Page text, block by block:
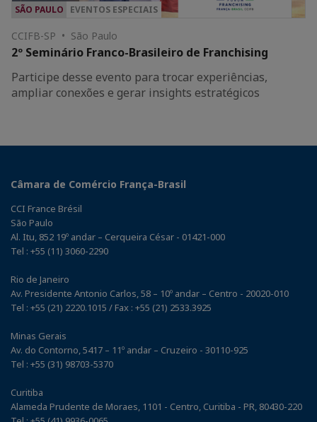
SÃO PAULO EVENTOS ESPECIAIS
CCIFB-SP • São Paulo
2º Seminário Franco-Brasileiro de Franchising
Participe desse evento para trocar experiências,
ampliar conexões e gerar insights estratégicos
Câmara de Comércio França-Brasil
CCI France Brésil
São Paulo
Al. Itu, 852 19º andar – Cerqueira César - 01421-000
Tel : +55 (11) 3060-2290
Rio de Janeiro
Av. Presidente Antonio Carlos, 58 – 10º andar – Centro - 20020-010
Tel : +55 (21) 2220.1015 / Fax : +55 (21) 2533.3925
Minas Gerais
Av. do Contorno, 5417 – 11º andar – Cruzeiro - 30110-925
Tel : +55 (31) 98703-5370
Curitiba
Alameda Prudente de Moraes, 1101 - Centro, Curitiba - PR, 80430-220